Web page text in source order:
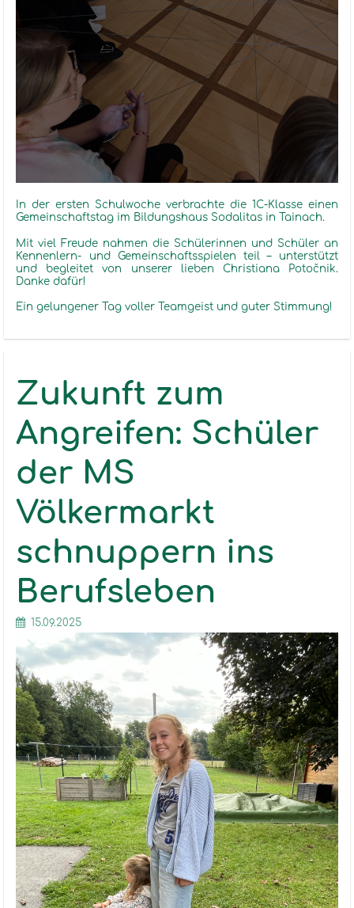
In der ersten Schulwoche verbrachte die 1C-Klasse einen
Gemeinschaftstag im Bildungshaus Sodalitas in Tainach.
Mit viel Freude nahmen die Schülerinnen und Schüler an
Kennenlern- und Gemeinschaftsspielen teil – unterstützt
und begleitet von unserer lieben Christiana Potočnik.
Danke dafür!
Ein gelungener Tag voller Teamgeist und guter Stimmung!
Zukunft zum
Angreifen: Schüler
der MS
Völkermarkt
schnuppern ins
Berufsleben
15.09.2025